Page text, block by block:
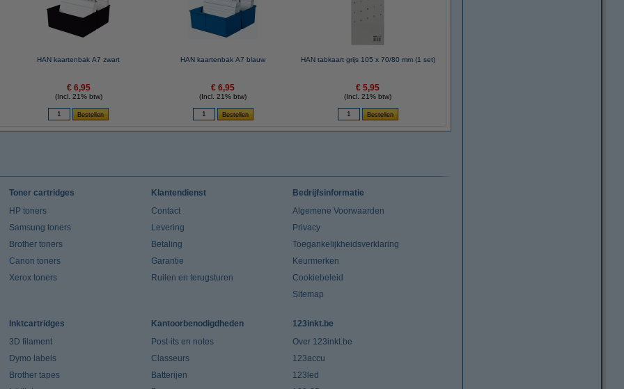
HAN kaartenbak A7 zwart
€ 6,95
(Incl. 21% btw)
HAN kaartenbak A7 blauw
€ 6,95
(Incl. 21% btw)
HAN tabkaart grijs 105 x 70/80 mm (1 set)
€ 5,95
(Incl. 21% btw)
Toner cartridges
HP toners
Samsung toners
Brother toners
Canon toners
Xerox toners
Klantendienst
Contact
Levering
Betaling
Garantie
Ruilen en terugsturen
Bedrijfsinformatie
Algemene Voorwaarden
Privacy
Toegankelijkheidsverklaring
Keurmerken
Cookiebeleid
Sitemap
Inktcartridges
3D filament
Dymo labels
Brother tapes
Kantoorbenodigdheden
Post-its en notes
Classeurs
Batterijen
123inkt.be
Over 123inkt.be
123accu
123led